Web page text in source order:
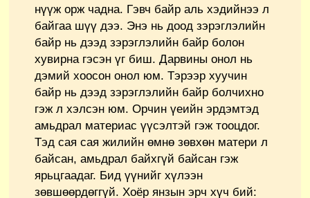
нүүж орж чадна. Гэвч байр аль хэдийнээ л
байгаа шүү дээ. Энэ нь доод зэрэглэлийн
байр нь дээд зэрэглэлийн байр болон
хувирна гэсэн үг биш. Дарвины онол нь
дэмий хоосон онол юм. Тэрээр хуучин
байр нь дээд зэрэглэлийн байр болчихно
гэж л хэлсэн юм. Орчин үеийн эрдэмтэд
амьдрал материас үүсэлтэй гэж тооцдог.
Тэд сая сая жилийн өмнө зөвхөн матери л
байсан, амьдрал байхгүй байсан гэж
ярьцгаадаг. Бид үүнийг хүлээн
зөвшөөрдөггүй. Хоёр янзын эрч хүч бий: